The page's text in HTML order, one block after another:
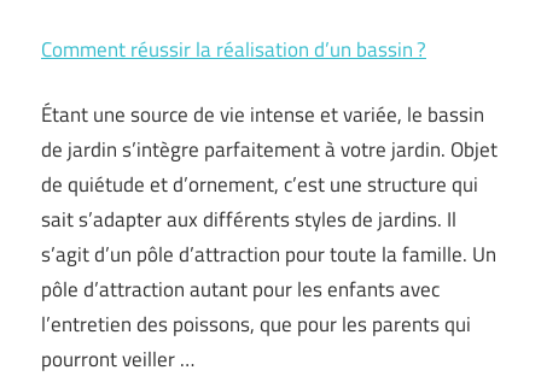
Comment réussir la réalisation d’un bassin ?
Étant une source de vie intense et variée, le bassin
de jardin s’intègre parfaitement à votre jardin. Objet
de quiétude et d’ornement, c’est une structure qui
sait s’adapter aux différents styles de jardins. Il
s’agit d’un pôle d’attraction pour toute la famille. Un
pôle d’attraction autant pour les enfants avec
l’entretien des poissons, que pour les parents qui
pourront veiller …